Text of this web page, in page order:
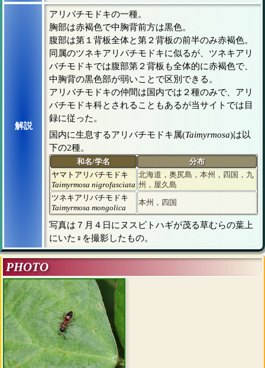
解説
アリバチモドキの一種。
胸部は赤褐色で中胸背前方は黒色。
腹部は第１背板全体と第２背板の前半のみ赤褐色。
同属のツネキアリバチモドキに似るが、ツネキアリ
バチモドキでは腹部第２背板も全体的に赤褐色で、
中胸背の黒色部が弱いことで区別できる。
アリバチモドキの仲間は国内では２種のみで、アリ
バチモドキ科とされることもあるが当サイトでは目
録に従った。
国内に生息するアリバチモドキ属(Taimyrmosa)は以
下の2種。
和名/学名
分布
ヤマトアリバチモドキ
Taimyrmosa nigrofasciata
北海道，奥尻島，本州，四国，九
州，屋久島
ツネキアリバチモドキ
Taimyrmosa mongolica
本州，四国
写真は７月４日にヌスビトハギが茂る草むらの葉上
にいた♀を撮影したもの。
PHOTO